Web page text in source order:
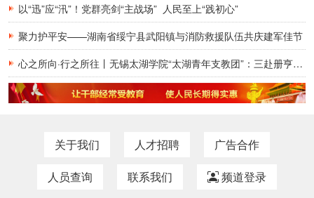
以“迅”应“汛”！党群亮剑“主战场” 人民至上“践初心”
聚力护平安——湖南省绥宁县武阳镇与消防救援队伍共庆建军佳节
心之所向·行之所往丨无锡太湖学院“太湖青年支教团”：三赴册亨，十年之约再启盛夏
关于我们 人才招聘
广告合作
人员查询
联系我们 频道登录